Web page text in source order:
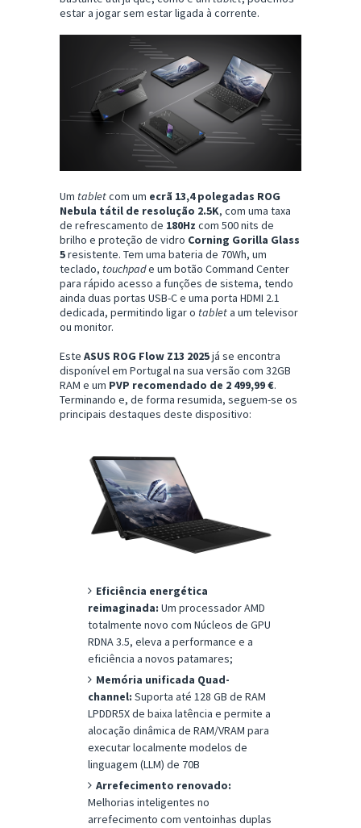
estar a jogar sem estar ligada à corrente.
Um tabletcom um ecrã 13,4 polegadas ROG
Nebula tátil de resolução 2.5K, com uma taxa
de refrescamento de 180Hz com 500 nits de
brilho e proteção de vidro Corning Gorilla Glass
5resistente. Tem uma bateria de 70Wh, um
teclado, touchpade um botão Command Center
para rápido acesso a funções de sistema, tendo
ainda duas portas USB-C e uma porta HDMI 2.1
dedicada, permitindo ligar o tableta um televisor
ou monitor.
Este ASUS ROG Flow Z13 2025já se encontra
disponível em Portugal na sua versão com 32GB
RAM e um PVP recomendado de 2 499,99 €.
Terminando e, de forma resumida, seguem-se os
principais destaques deste dispositivo:
Eficiência energética
reimaginada: Um processador AMD
totalmente novo com Núcleos de GPU
RDNA 3.5, eleva a performance e a
eficiência a novos patamares;
Memória unificada Quad-
channel: Suporta até 128 GB de RAM
LPDDR5X de baixa latência e permite a
alocação dinâmica de RAM/VRAM para
executar localmente modelos de
linguagem (LLM) de 70B
Arrefecimento renovado:
Melhorias inteligentes no
arrefecimento com ventoinhas duplas